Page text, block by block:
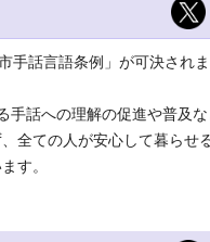
手話言語条例」が可決され
話への理解の促進や普及な
全ての人が安心して暮らせ
す。